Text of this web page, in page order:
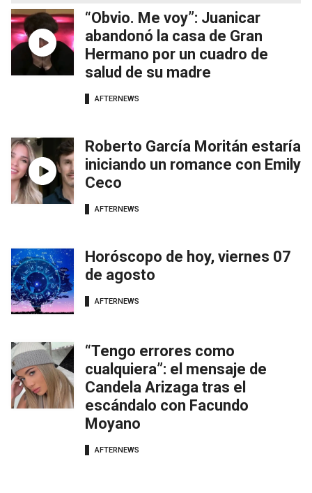
“Obvio. Me voy”: Juanicar
abandonó la casa de Gran
Hermano por un cuadro de
salud de su madre
AFTERNEWS
Roberto García Moritán estaría
iniciando un romance con Emily
Ceco
AFTERNEWS
Horóscopo de hoy, viernes 07
de agosto
AFTERNEWS
“Tengo errores como
cualquiera”: el mensaje de
Candela Arizaga tras el
escándalo con Facundo
Moyano
AFTERNEWS